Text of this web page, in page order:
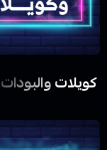
كويلات والبودات